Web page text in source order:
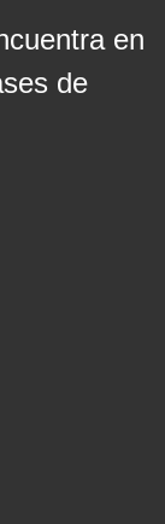
en
de